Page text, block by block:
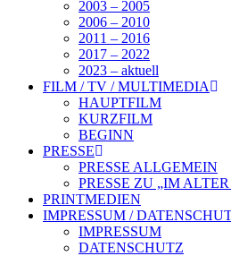
2003 – 2005
2006 – 2010
2011 – 2016
2017 – 2022
2023 – aktuell
FILM / TV / MULTIMEDIA
HAUPTFILM
KURZFILM
BEGINN
PRESSE
PRESSE ALLGEMEIN
PRESSE ZU „IM
PRINTMEDIEN
IMPRESSUM /
IMPRESSUM
DATENSCHUTZ